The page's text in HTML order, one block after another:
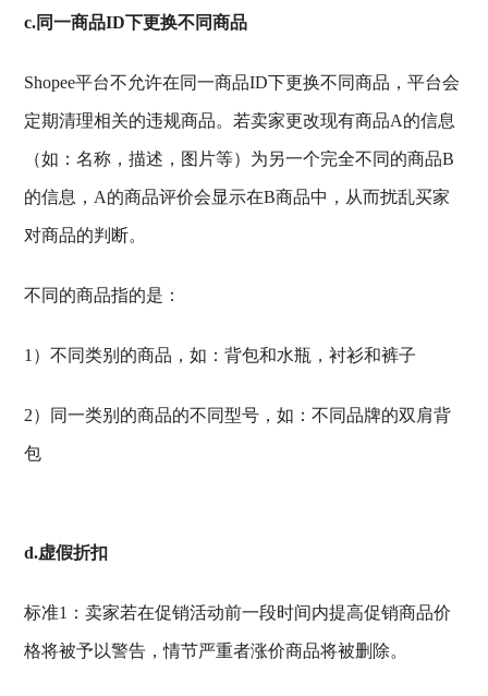
c.同一商品ID下更换不同商品
Shopee平台不允许在同一商品ID下更换不同商品，平台会
定期清理相关的违规商品。若卖家更改现有商品A的信息
（如：名称，描述，图片等）为另一个完全不同的商品B
的信息，A的商品评价会显示在B商品中，从而扰乱买家
对商品的判断。
不同的商品指的是：
1）不同类别的商品，如：背包和水瓶，衬衫和裤子
2）同一类别的商品的不同型号，如：不同品牌的双肩背
包
d.虚假折扣
标准1：卖家若在促销活动前一段时间内提高促销商品价
格将被予以警告，情节严重者涨价商品将被删除。